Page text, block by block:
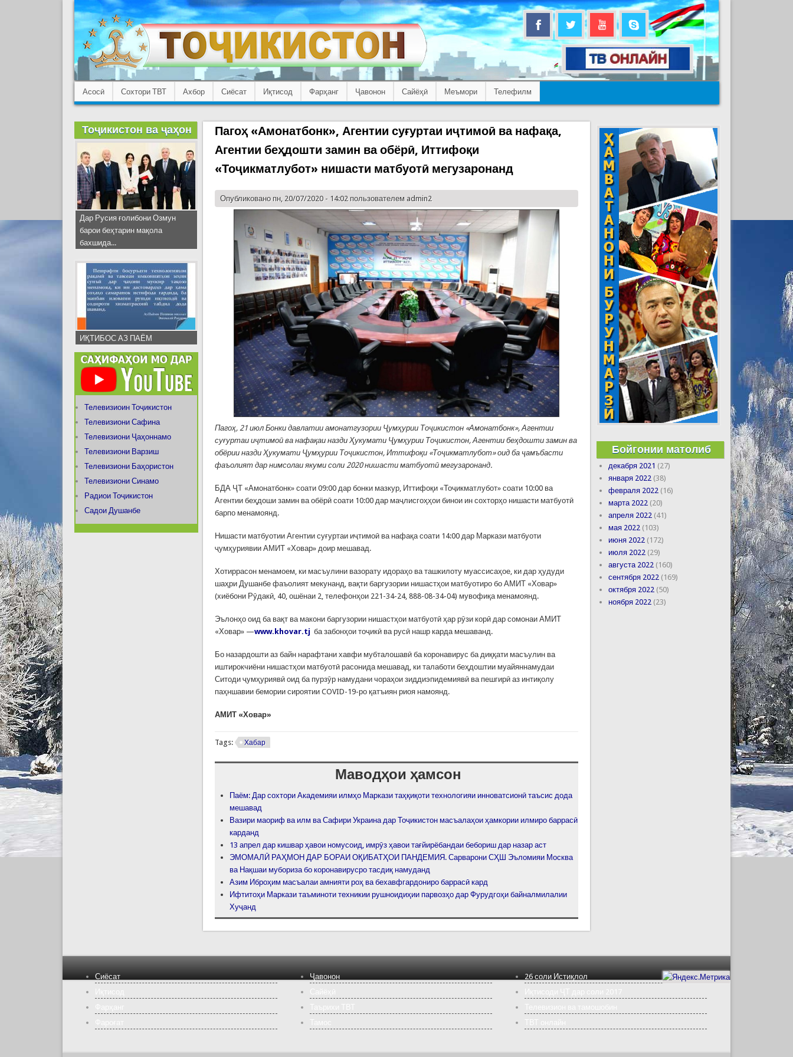
Асосӣ Сохтори ТВТ Ахбор Сиёсат Иқтисод Фарҳанг Ҷавонон Сайёҳӣ Меъмори Телефилм
Пагоҳ «Амонатбонк», Агентии суғуртаи иҷтимоӣ ва нафақа,
Агентии беҳдошти замин ва обёрӣ, Иттифоқи
«Тоҷикматлубот» нишасти матбуотӣ мегузаронанд
Опубликовано пн, 20/07/2020 - 14:02 пользователем admin2
Пагоҳ, 21 июл Бонки давлатии амонатгузории Ҷумҳурии Тоҷикистон «Амонатбонк», Агентии
суғуртаи иҷтимоӣ ва нафақаи назди Ҳукумати Ҷумҳурии Тоҷикистон, Агентии беҳдошти замин ва
обёрии назди Ҳукумати Ҷумҳурии Тоҷикистон, Иттифоқи «Тоҷикматлубот» оид ба ҷамъбасти
фаъолият дар нимсолаи якуми соли 2020 нишасти матбуотӣ мегузаронанд.
БДА ҶТ «Амонатбонк» соати 09:00 дар бонки мазкур, Иттифоқи «Тоҷикматлубот» соати 10:00 ва
Агентии беҳдоши замин ва обёрӣ соати 10:00 дар маҷлисгоҳҳои бинои ин сохторҳо нишасти матбуотӣ
барпо менамоянд.
Нишасти матбуотии Агентии суғуртаи иҷтимоӣ ва нафақа соати 14:00 дар Маркази матбуоти
ҷумҳуриявии АМИТ «Ховар» доир мешавад.
Хотиррасон менамоем, ки масъулини вазорату идораҳо ва ташкилоту муассисаҳое, ки дар ҳудуди
шаҳри Душанбе фаъолият мекунанд, вақти баргузории нишастҳои матбуотиро бо АМИТ «Ховар»
(хиёбони Рӯдакӣ, 40, ошёнаи 2, телефонҳои 221-34-24, 888-08-34-04) мувофиқа менамоянд.
Эълонҳо оид ба вақт ва макони баргузории нишастҳои матбуотӣ ҳар рӯзи корӣ дар сомонаи АМИТ
«Ховар» —www.khovar.tj ба забонҳои тоҷикӣ ва русӣ нашр карда мешаванд.
Бо назардошти аз байн нарафтани хавфи мубталошавӣ ба коронавирус ба диққати масъулин ва
иштирокчиёни нишастҳои матбуотӣ расонида мешавад, ки талаботи беҳдоштии муайяннамудаи
Ситоди ҷумҳуриявӣ оид ба пурзӯр намудани чораҳои зиддиэпидемиявӣ ва пешгирӣ аз интиқолу
паҳншавии бемории сироятии COVID-19-ро қатъиян риоя намоянд.
АМИТ «Ховар»
Tags: Хабар
Маводҳои ҳамсон
Паём: Дар сохтори Академияи илмҳо Маркази таҳқиқоти технологияи инноватсионӣ таъсис дода
мешавад
Вазири маориф ва илм ва Сафири Украина дар Тоҷикистон масъалаҳои ҳамкории илмиро баррасӣ
карданд
13 апрел дар кишвар ҳавои номусоид, имрӯз ҳавои тағйирёбандаи бебориш дар назар аст
ЭМОМАЛӢ РАҲМОН ДАР БОРАИ ОҚИБАТҲОИ ПАНДЕМИЯ. Сарварони СҲШ Эъломияи Москва
ва Нақшаи мубориза бо коронавирусро тасдиқ намуданд
Азим Иброҳим масъалаи амнияти роҳ ва бехавфгардониро баррасӣ кард
Ифтитоҳи Маркази таъминоти техникии рушноидиҳии парвозҳо дар Фурудгоҳи байналмилалии
Хуҷанд
Тоҷикистон ва ҷаҳон
Дар Русия ғолибони Озмун
барои беҳтарин мақола
бахшида...
ИҚТИБОС АЗ ПАЁМ
Телевизиоин Тоҷикистон
Телевизиони Сафина
Телевизиони Ҷаҳоннамо
Телевизиони Варзиш
Телевизиони Баҳористон
Телевизиони Синамо
Радиои Тоҷикистон
Садои Душанбе
Бойгонии матолиб
декабря 2021 (27)
января 2022 (38)
февраля 2022 (16)
марта 2022 (20)
апреля 2022 (41)
мая 2022 (103)
июня 2022 (172)
июля 2022 (29)
августа 2022 (160)
сентября 2022 (169)
октября 2022 (50)
ноября 2022 (23)
Сиёсат
Ҷавонон
26 соли Истиқлол